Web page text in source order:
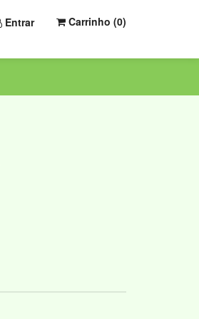
Entrar Carrinho (0)